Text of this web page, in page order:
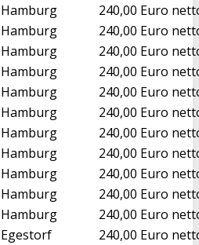
Hamburg
240,00 Euro
Hamburg
240,00 Euro
Hamburg
240,00 Euro
Hamburg
240,00 Euro
Hamburg
240,00 Euro
Hamburg
240,00 Euro
Hamburg
240,00 Euro
Hamburg
240,00 Euro
Hamburg
240,00 Euro
Hamburg
240,00 Euro
Hamburg
240,00 Euro
Egestorf
240,00 Euro